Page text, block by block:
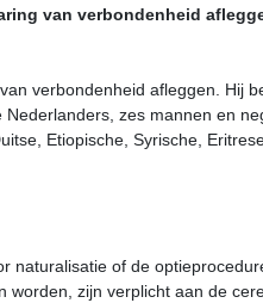
van verbondenheid
verbondenheid afleggen. Hij
zes mannen en
Etiopische, Syrische,
of de
zijn verplicht aan de